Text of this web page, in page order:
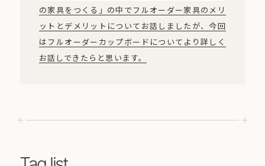
の家具をつくる」の中でフルオーダー家具のメリ
ットとデメリットについてお話しましたが、今回
はフルオーダーカップボードについてより詳しく
お話しできたらと思います。